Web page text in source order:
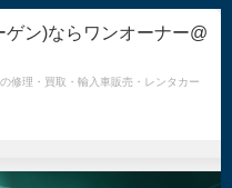
ン)ならワンオーナー@
理・買取・輸入車販売・レンタカー